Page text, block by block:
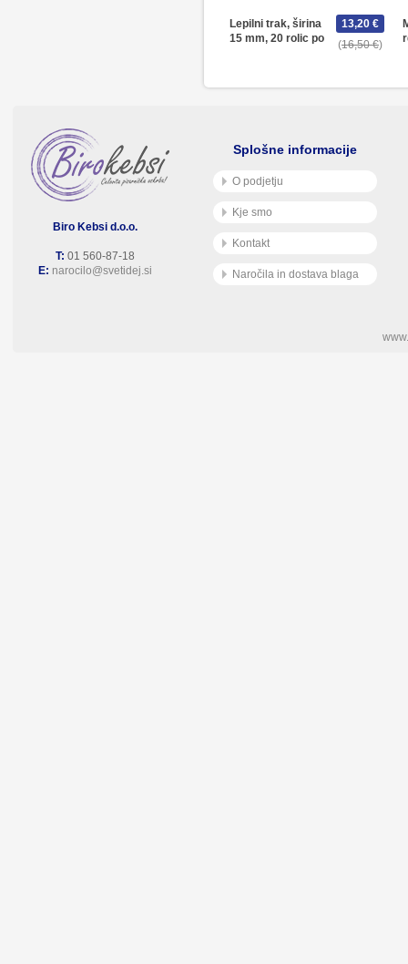
Lepilni trak, širina
15 mm, 20 rolic po
16,50 €
13,20 €
Biro Kebsi d.o.o.
T: 01 560-87-18
E: narocilo@svetidej.si
Splošne informacije
O podjetju
Kje smo
Kontakt
Naročila in dostava blaga